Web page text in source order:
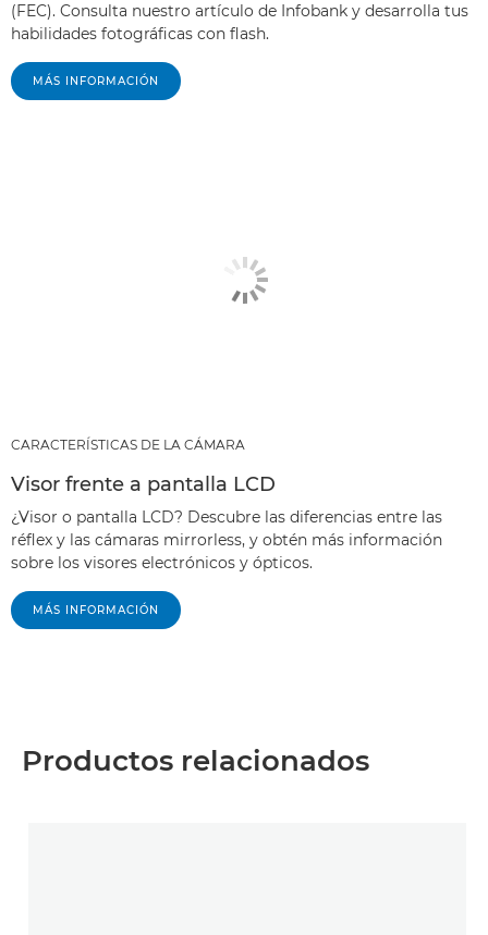
(FEC). Consulta nuestro artículo de Infobank y desarrolla tus
habilidades fotográficas con flash.
MÁS INFORMACIÓN
CARACTERÍSTICAS DE LA CÁMARA
Visor frente a pantalla LCD
¿Visor o pantalla LCD? Descubre las diferencias entre las
réflex y las cámaras mirrorless, y obtén más información
sobre los visores electrónicos y ópticos.
MÁS INFORMACIÓN
Productos relacionados